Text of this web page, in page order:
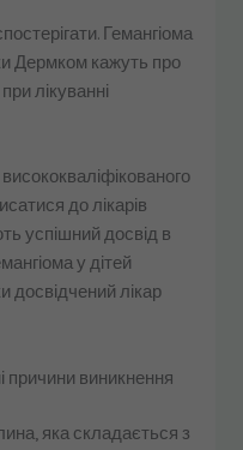
Гемангіома
Дермком кажуть про
лікуванні
до лікарів
успішний досвід в
у дітей
досвідчений лікар
причини виникнення
яка складається з